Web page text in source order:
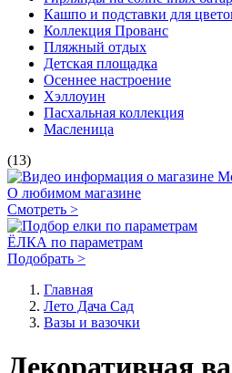
АДРЕС
115230, Москва, Электролитный
проезд, д.3, с.2
+7 (495) 984-05-25многоканальный
оптовикам
ПОДКАТАЛОГ РАЗДЕЛА
Лето Дача Сад
Садовые украшения
Светодиодные декоративные
Очаги и чаши для костра,
Садовые электрогирлянды и
Подсветка деревьев
Светящиеся фигуры
Декоративные светильники
Фонари
Искусственные растения
Вазы и вазочки
Флорариумы и стеклянные
Светильники на солнечных